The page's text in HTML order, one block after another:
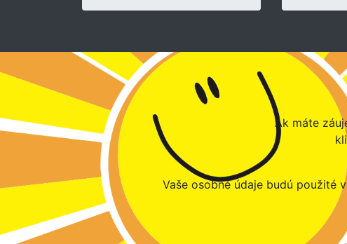
Ak máte
Vaše osobné údaje budú použité